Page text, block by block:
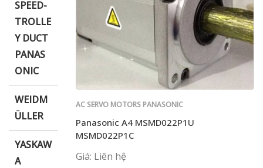
SPEED-
TROLLE
Y DUCT
PANAS
ONIC
WEIDM
ÜLLER
YASKAW
A
AC SERVO MOTORS PANASONIC
Panasonic A4 MSMD022P1U
MSMD022P1C
Giá: Liên hệ